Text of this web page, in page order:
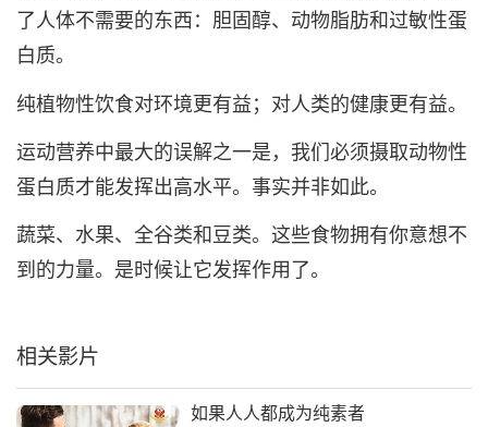
了人体不需要的东西：胆固醇、动物脂肪和过敏性蛋
白质。
纯植物性饮食对环境更有益；对人类的健康更有益。
运动营养中最大的误解之一是，我们必须摄取动物性
蛋白质才能发挥出高水平。事实并非如此。
蔬菜、水果、全谷类和豆类。这些食物拥有你意想不
到的力量。是时候让它发挥作用了。
相关影片
如果人人都成为纯素者